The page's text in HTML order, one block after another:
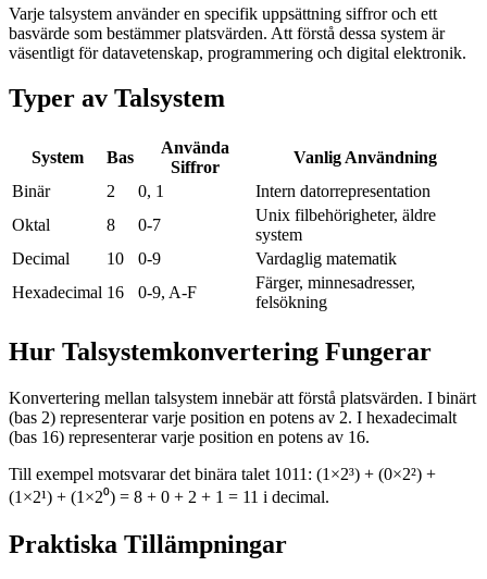
Varje talsystem använder en specifik uppsättning siffror och ett
basvärde som bestämmer platsvärden. Att förstå dessa system är
väsentligt för datavetenskap, programmering och digital elektronik.
Typer av Talsystem
System Bas
Använda
Siffror
Vanlig Användning
Binär
2 0, 1
Intern datorrepresentation
Oktal
8 0-7
Unix filbehörigheter, äldre
system
Decimal
10 0-9
Vardaglig matematik
Hexadecimal 16 0-9, A-F
Färger, minnesadresser,
felsökning
Hur Talsystemkonvertering Fungerar
Konvertering mellan talsystem innebär att förstå platsvärden. I binärt
(bas 2) representerar varje position en potens av 2. I hexadecimalt
(bas 16) representerar varje position en potens av 16.
Till exempel motsvarar det binära talet 1011: (1×2³) + (0×2²) +
(1×2¹) + (1×2⁰) = 8 + 0 + 2 + 1 = 11 i decimal.
Praktiska Tillämpningar